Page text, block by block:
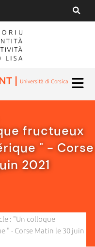
| Università di Corsica
fructueux
" - Corse
2021
: "Un colloque
" - Corse Matin le 30 juin